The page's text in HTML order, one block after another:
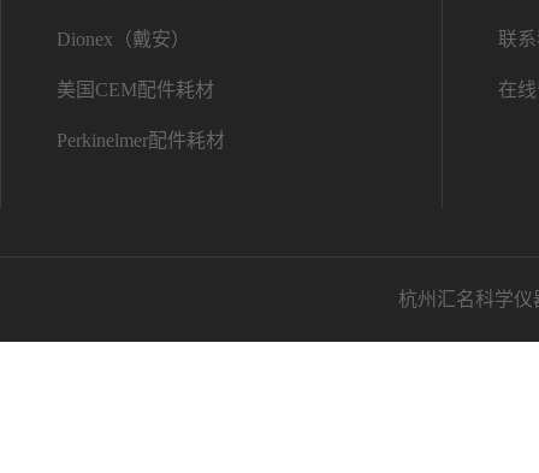
Dionex（戴安）
美国CEM配件耗材
Perkinelmer配件耗材
联
在
杭州汇名科学仪